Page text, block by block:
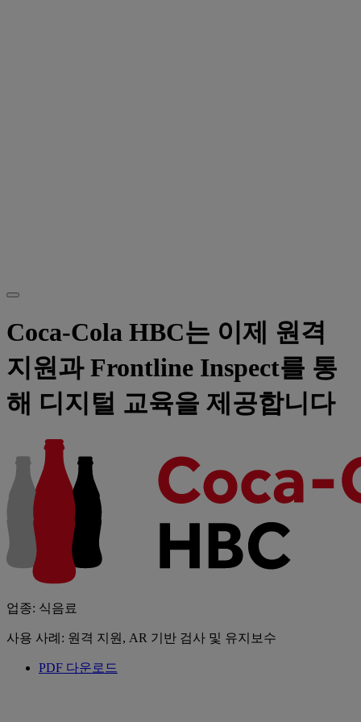
Coca-Cola HBC는 이제 원격
지원과 Frontline Inspect를 통
해 디지털 교육을 제공합니다
업종: 식음료
사용 사례: 원격 지원, AR 기반 검사 및 유지보수
PDF 다운로드